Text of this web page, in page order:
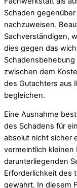
Schaden
nachzuweisen.
Sachverständigen,
dies gegen das
zwischen dem
des Gutachters aus
begleichen.
Eine Ausnahme
des Schadens für
absolut nicht sicher
vermeintlich kleinen
darunterliegenden
Erforderlichkeit des
gewahrt. In diesem